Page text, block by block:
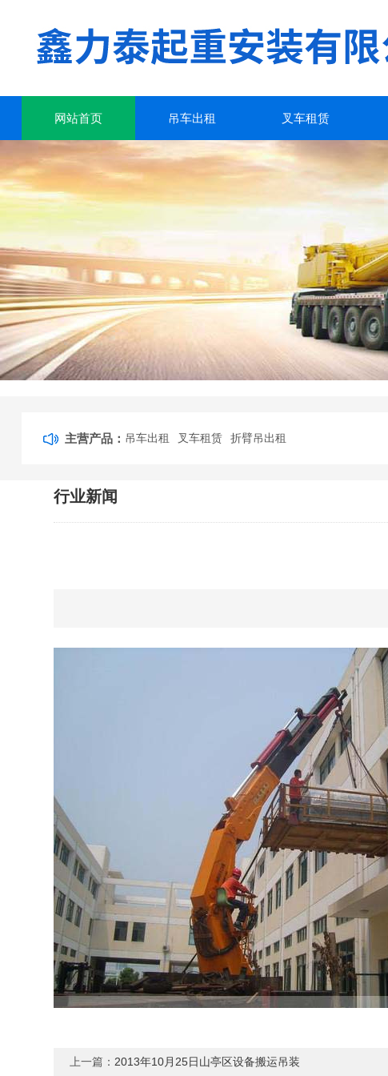
网站首页 吊车出租 叉车租赁
主营产品： 吊车出租 叉车租赁 折臂吊出租
行业新闻
上一篇： 2013年10月25日山亭区设备搬运吊装